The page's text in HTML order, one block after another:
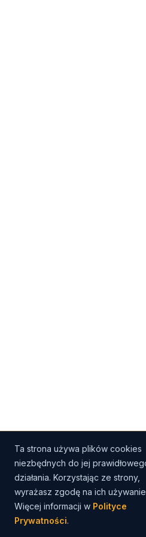
Ta strona używa plików cookies
niezbędnych do jej
działania. Korzystając ze strony,
wyrażasz zgodę na ich
Więcej informacji w Polityce
Prywatności.